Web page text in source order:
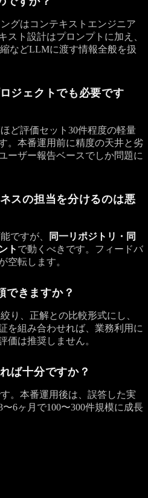
グはコンテキストエンジニア
スト設計はプロンプトに加え、
などLLMに渡す情報全般を扱
ジェクトでも必要です
ど評価セット30件程度の軽量
。本番運用前に精度の天井と劣
ーザー報告ベースでしか問題に
スの担当を分けるのは悪
ですが、
同一リポジトリ・同
ト で動くべきです。フィードバ
空転します。
できますか？
り、正解との比較形式にし、
を組み合わせれば、業務利用に
価は推奨しません。
ば十分ですか？
。本番運用後は、誤答した実
6ヶ月で100〜300件規模に成長